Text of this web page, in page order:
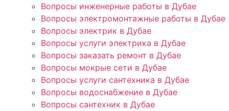
Вопросы инженерные работы в Дубае
Вопросы электромонтажные работы в Дубае
Вопросы электрик в Дубае
Вопросы услуги электрика в Дубае
Вопросы заказать ремонт в Дубае
Вопросы мокрые сети в Дубае
Вопросы услуги сантехника в Дубае
Вопросы водоснабжение в Дубае
Вопросы сантехник в Дубае